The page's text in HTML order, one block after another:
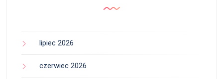
lipiec 2026
czerwiec 2026